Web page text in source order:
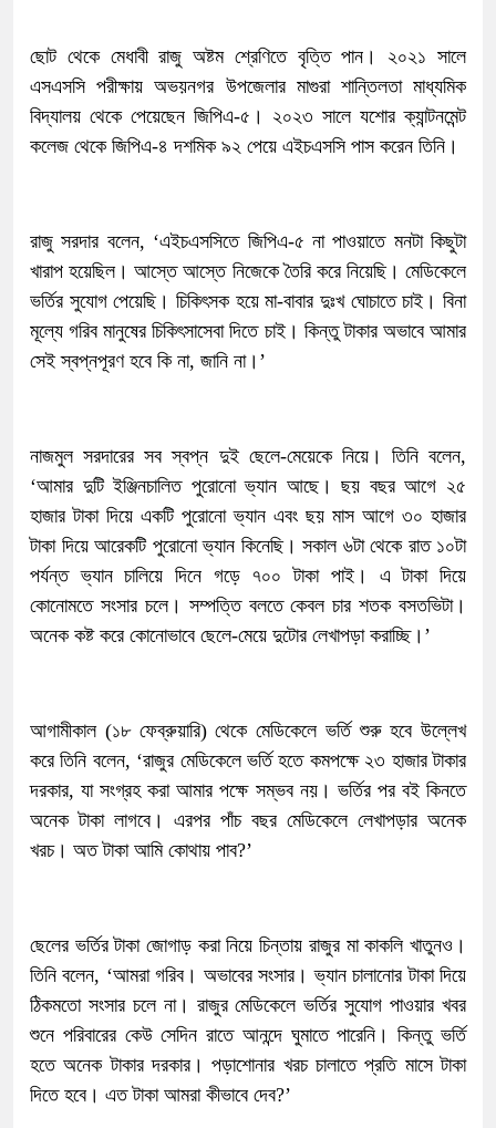
ছোট থেকে মেধাবী রাজু অষ্টম শ্রেণিতে বৃত্তি পান। ২০২১ সালে
এসএসসি পরীক্ষায় অভয়নগর উপজেলার মাগুরা শান্তিলতা মাধ্যমিক
বিদ্যালয় থেকে পেয়েছেন জিপিএ-৫। ২০২৩ সালে যশোর ক্যান্টনমেন্ট
কলেজ থেকে জিপিএ-৪ দশমিক ৯২ পেয়ে এইচএসসি পাস করেন তিনি।
রাজু সরদার বলেন, ‘এইচএসসিতে জিপিএ-৫ না পাওয়াতে মনটা কিছুটা
খারাপ হয়েছিল। আস্তে আস্তে নিজেকে তৈরি করে নিয়েছি। মেডিকেলে
ভর্তির সুযোগ পেয়েছি। চিকিৎসক হয়ে মা-বাবার দুঃখ ঘোচাতে চাই। বিনা
মূল্যে গরিব মানুষের চিকিৎসাসেবা দিতে চাই। কিন্তু টাকার অভাবে আমার
সেই স্বপ্নপূরণ হবে কি না, জানি না।’
নাজমুল সরদারের সব স্বপ্ন দুই ছেলে-মেয়েকে নিয়ে। তিনি বলেন,
‘আমার দুটি ইঞ্জিনচালিত পুরোনো ভ্যান আছে। ছয় বছর আগে ২৫
হাজার টাকা দিয়ে একটি পুরোনো ভ্যান এবং ছয় মাস আগে ৩০ হাজার
টাকা দিয়ে আরেকটি পুরোনো ভ্যান কিনেছি। সকাল ৬টা থেকে রাত ১০টা
পর্যন্ত ভ্যান চালিয়ে দিনে গড়ে ৭০০ টাকা পাই। এ টাকা দিয়ে
কোনোমতে সংসার চলে। সম্পত্তি বলতে কেবল চার শতক বসতভিটা।
অনেক কষ্ট করে কোনোভাবে ছেলে-মেয়ে দুটোর লেখাপড়া করাচ্ছি।’
আগামীকাল (১৮ ফেব্রুয়ারি) থেকে মেডিকেলে ভর্তি শুরু হবে উল্লেখ
করে তিনি বলেন, ‘রাজুর মেডিকেলে ভর্তি হতে কমপক্ষে ২৩ হাজার টাকার
দরকার, যা সংগ্রহ করা আমার পক্ষে সম্ভব নয়। ভর্তির পর বই কিনতে
অনেক টাকা লাগবে। এরপর পাঁচ বছর মেডিকেলে লেখাপড়ার অনেক
খরচ। অত টাকা আমি কোথায় পাব?’
ছেলের ভর্তির টাকা জোগাড় করা নিয়ে চিন্তায় রাজুর মা কাকলি খাতুনও।
তিনি বলেন, ‘আমরা গরিব। অভাবের সংসার। ভ্যান চালানোর টাকা দিয়ে
ঠিকমতো সংসার চলে না। রাজুর মেডিকেলে ভর্তির সুযোগ পাওয়ার খবর
শুনে পরিবারের কেউ সেদিন রাতে আনন্দে ঘুমাতে পারেনি। কিন্তু ভর্তি
হতে অনেক টাকার দরকার। পড়াশোনার খরচ চালাতে প্রতি মাসে টাকা
দিতে হবে। এত টাকা আমরা কীভাবে দেব?’